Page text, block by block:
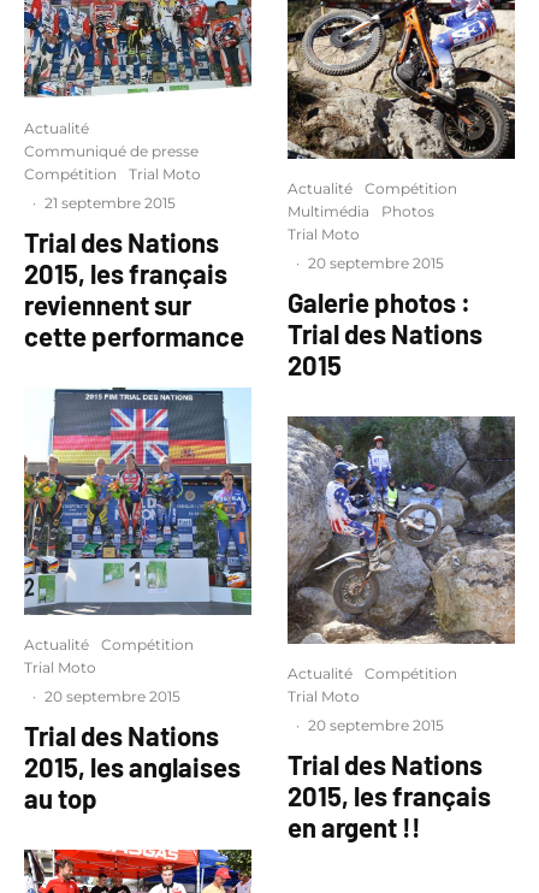
Actualité
Communiqué de presse
Compétition
Trial Moto
· 21 septembre 2015
Trial des Nations
2015, les français
reviennent sur
cette performance
Actualité
Compétition
Trial Moto
· 20 septembre 2015
Trial des Nations
2015, les anglaises
au top
Actualité
Compétition
Multimédia
Photos
Trial Moto
· 20 septembre 2015
Galerie photos :
Trial des Nations
2015
Actualité
Compétition
Trial Moto
· 20 septembre 2015
Trial des Nations
2015, les français
en argent !!